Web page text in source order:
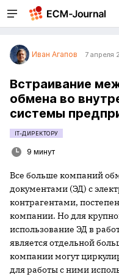
Иван Агапов 7 апреля
Встраивание
обмена во
системы
IT-ДИРЕКТОРУ
9 минут
Все больше компаний
документами (ЭД) с
контрагентами,
компании. Но для
использование ЭД в
является отдельной
компании могут
для работы с ними